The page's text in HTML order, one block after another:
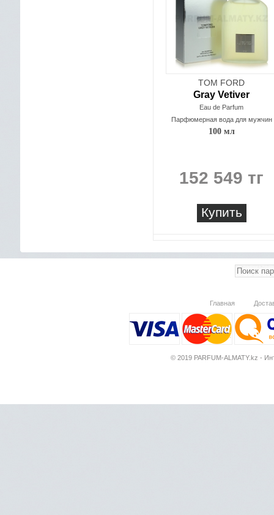
TOM FORD
Gray Vetiver
Eau de Parfum
Парфюмерная вода для мужчин
100 мл
152 549 тг
Купить
Главная
© 2019 PARFUM-ALMATY.kz -